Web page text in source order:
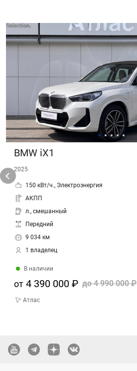
BMW iX1
2025
150 кВт/ч., Электроэнергия
АКПП
л., смешанный
Передний
9 034 км
1 владелец
В наличии
от 4 390 000 ₽ до 4 990 000 ₽
Атлас